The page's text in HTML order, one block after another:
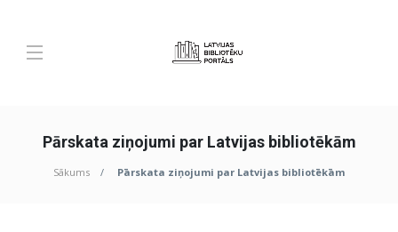
Pārskata ziņojumi par Latvijas bibliotēkām
Sākums Pārskata ziņojumi par Latvijas bibliotēkām